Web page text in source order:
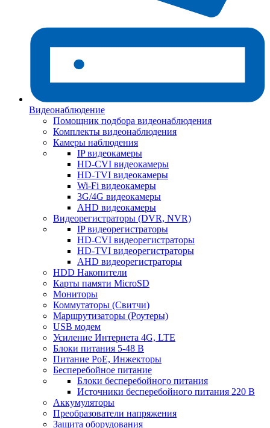
Видеонаблюдение
Помощник подбора видеонаблюдения
Комплекты видеонаблюдения
Камеры наблюдения
IP видеокамеры
HD-CVI видеокамеры
HD-TVI видеокамеры
Wi-Fi видеокамеры
3G/4G видеокамеры
AHD видеокамеры
Видеорегистраторы (DVR, NVR)
IP видеорегистраторы
HD-CVI видеорегистраторы
HD-TVI видеорегистраторы
AHD видеорегистраторы
HDD Накопители
Карты памяти MicroSD
Мониторы
Коммутаторы (Свитчи)
Маршрутизаторы (Роутеры)
USB модем
Усиление Интернета 4G, LTE
Блоки питания 5-48 В
Питание PoE, Инжекторы
Бесперебойное питание
Блоки бесперебойного питания
Источники бесперебойного питания 220 В
Аккумуляторы
Преобразователи напряжения
Защита оборудования